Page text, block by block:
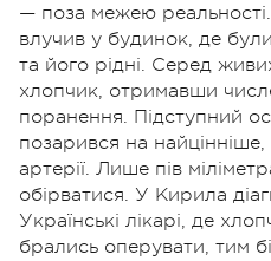
— поза межею
влучив у будинок, де
та його рідні. Серед
хлопчик, отримавши
поранення. Підступний
позарився на
артерії. Лише пів
обірватися. У Кирила
Українські лікарі, де
брались оперувати, тим